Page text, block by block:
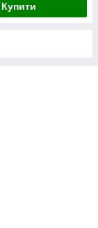
Купити